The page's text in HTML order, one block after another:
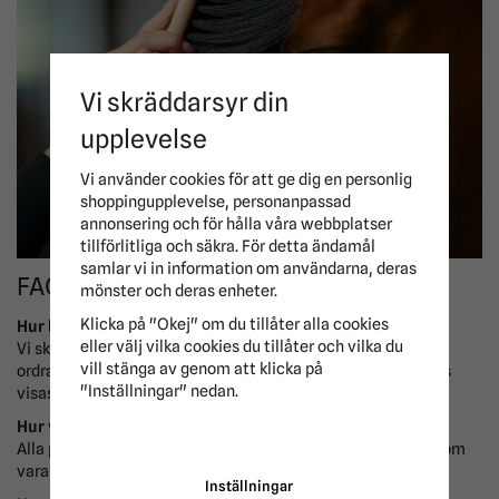
FAQ - Vanliga frågor
Hur lång är leveranstiden?
Vi skickar beställningar så snabbt som möjligt och de flesta
ordrar levereras inom några arbetsdagar. Aktuell lagerstatus
visas på varje produkt.
Hur vet jag om en vara finns i lager?
Alla produkter visar aktuell lagerstatus så att du enkelt ser om
varan finns tillgänglig för omgående leverans.
Vi skräddarsyr din
upplevelse
Vi använder cookies för att ge dig en personlig
shoppingupplevelse, personanpassad
annonsering och för hålla våra webbplatser
tillförlitliga och säkra. För detta ändamål
samlar vi in information om användarna, deras
mönster och deras enheter.
Klicka på "Okej" om du tillåter alla cookies
eller välj vilka cookies du tillåter och vilka du
vill stänga av genom att klicka på
"Inställningar" nedan.
Inställningar